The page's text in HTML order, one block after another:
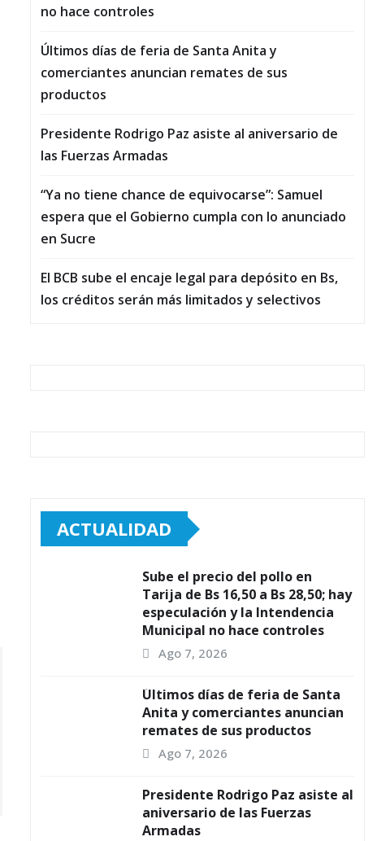
no hace controles
Últimos días de feria de Santa Anita y
comerciantes anuncian remates de sus
productos
Presidente Rodrigo Paz asiste al aniversario de
las Fuerzas Armadas
“Ya no tiene chance de equivocarse”: Samuel
espera que el Gobierno cumpla con lo anunciado
en Sucre
El BCB sube el encaje legal para depósito en Bs,
los créditos serán más limitados y selectivos
ACTUALIDAD
Sube el precio del pollo en
Tarija de Bs 16,50 a Bs 28,50; hay
especulación y la Intendencia
Municipal no hace controles
Ago 7, 2026
Últimos días de feria de Santa
Anita y comerciantes anuncian
remates de sus productos
Ago 7, 2026
Presidente Rodrigo Paz asiste al
aniversario de las Fuerzas
Armadas